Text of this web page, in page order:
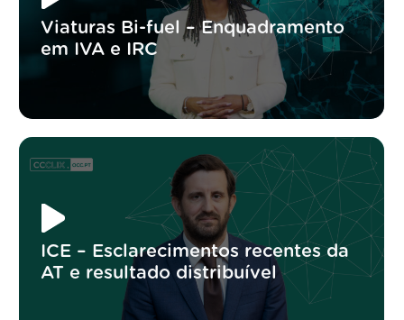
Viaturas Bi-fuel – Enquadramento
em IVA e IRC
ICE – Esclarecimentos recentes da
AT e resultado distribuível